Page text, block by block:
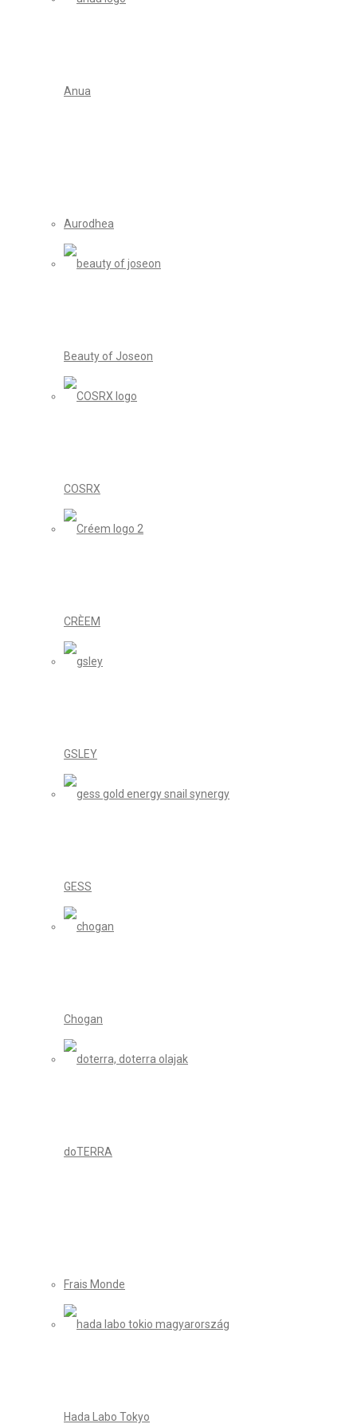
Anua
Aurodhea
Beauty of Joseon
COSRX
CRÈEM
GSLEY
GESS
Chogan
doTERRA
Frais Monde
Hada Labo Tokyo